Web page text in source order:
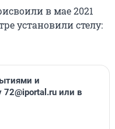
в мае 2021
установили стелу:
и
72@iportal.ru или в